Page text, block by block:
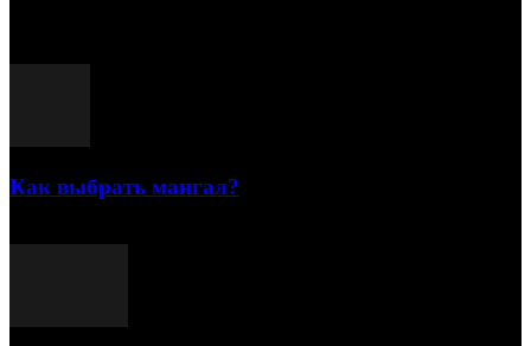
Как выбрать мангал?